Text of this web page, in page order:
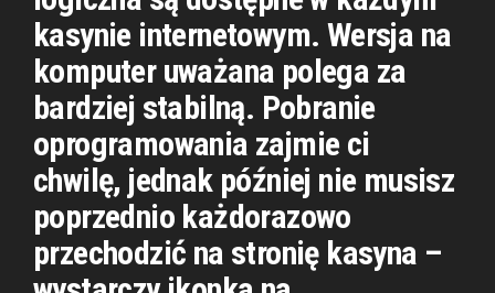
kasynie internetowym. Wersja na
komputer uważana polega za
bardziej stabilną. Pobranie
oprogramowania zajmie ci
chwilę, jednak później nie musisz
poprzednio każdorazowo
przechodzić na stronię kasyna –